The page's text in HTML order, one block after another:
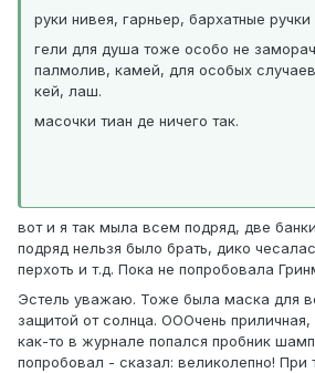
руки нивея, гарньер, бархатные ручки
гели для душа тоже особо не
палмолив, камей, для особых
кей, лаш.
масочки тиан де ничего так.
вот и я так мыла всем подряд, две
подряд нельзя было брать, дико
перхоть и т.д. Пока не попробовала
Эстель уважаю. Тоже была маска для
защитой от солнца. ОООчень
как-то в журнале попался пробник
попробовал - сказал: великолепно!